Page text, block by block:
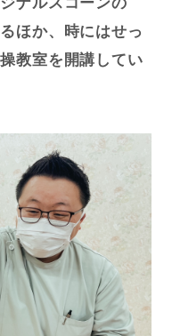
ほか、時にはせっ
教室を開講してい